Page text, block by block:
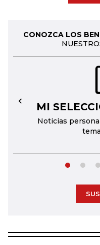
CONOZCA LOS
MI
Noticias
←